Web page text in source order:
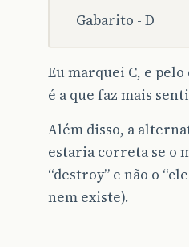
Gabarito - D
Eu marquei C, e
é a que faz mais
Além disso, a
estaria correta se o
“destroy” e não o
nem existe).